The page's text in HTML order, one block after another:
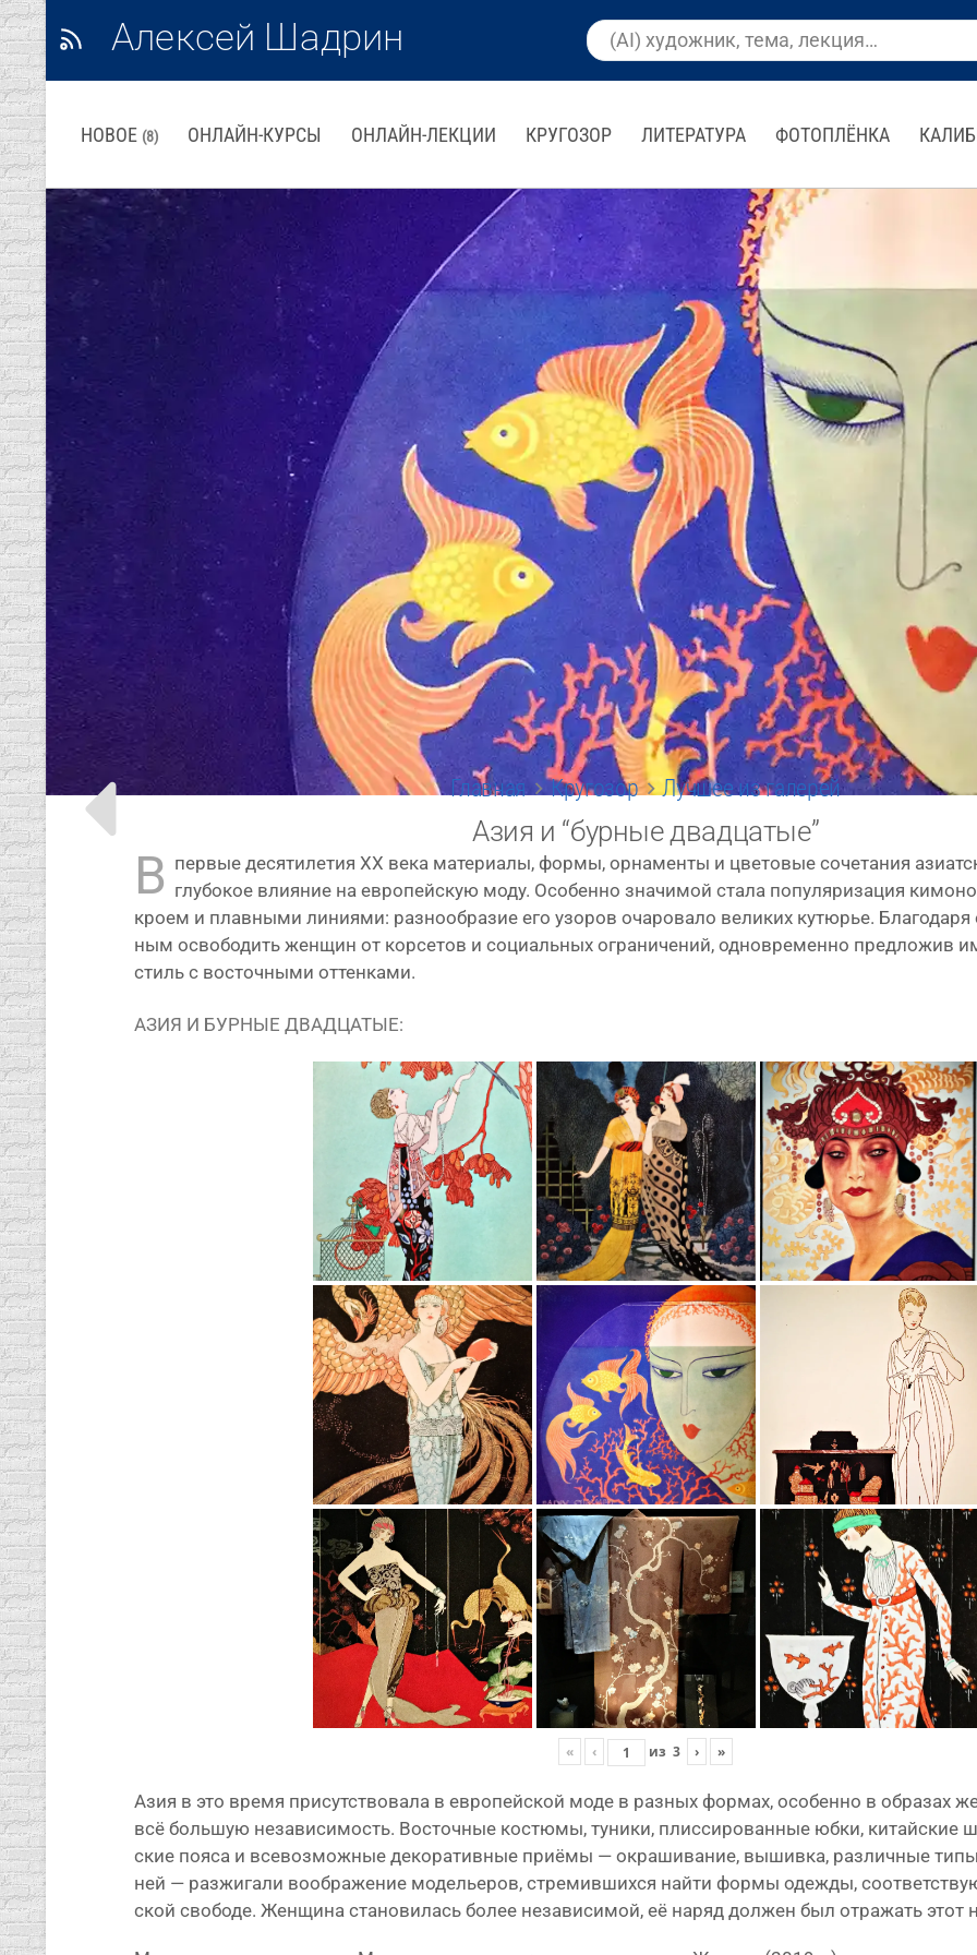
Алексей Шадрин
НОВОЕ (8) ОНЛАЙН-КУРСЫ ОНЛАЙН-ЛЕКЦИИ КРУГОЗОР ЛИТЕРАТУРА ФОТОПЛЁНКА
Главная Кругозор Лучшее из галерей
Азия и “бурные двадцатые”
В пер­вые деся­ти­ле­тия XX века мате­ри­а­лы, фор­мы, орна­мен­ты и цве­то­вые соче­та­ния
глу­бо­кое вли­я­ние на евро­пей­скую моду. Особенно зна­чи­мой ста­ла попу­ля­ри­за­ция
кро­ем и плав­ны­ми лини­я­ми: раз­но­об­ра­зие его узо­ров оча­ро­ва­ло вели­ких кутю­рье.
ным осво­бо­дить жен­щин от кор­се­тов и соци­аль­ных огра­ни­че­ний, одно­вре­мен­но пред­ло­жив
стиль с восточ­ны­ми оттенками.
АЗИЯ И БУРНЫЕ ДВАДЦАТЫЕ:
« ‹ из 3 › »
Азия в это вре­мя при­сут­ство­ва­ла в евро­пей­ской моде в раз­ных фор­мах, осо­бен­но в обра­зах
всё боль­шую неза­ви­си­мость. Восточные костю­мы, туни­ки, плис­си­ро­ван­ные юбки, китай­ские
ские поя­са и все­воз­мож­ные деко­ра­тив­ные при­ё­мы — окра­ши­ва­ние, вышив­ка, раз­лич­ные
ней — раз­жи­га­ли вооб­ра­же­ние моде­лье­ров, стре­мив­ших­ся най­ти фор­мы одеж­ды,
ской сво­бо­де. Женщина ста­но­ви­лась более неза­ви­си­мой, её наряд дол­жен был отра­жать этот